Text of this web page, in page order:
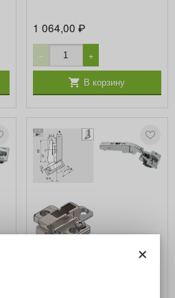
1 064,00 ₽
− +
В корзину
×